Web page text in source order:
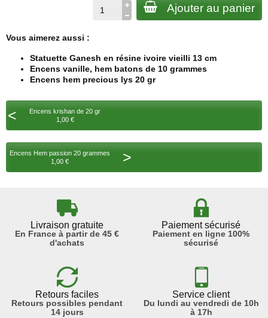
Ajouter au panier
Vous aimerez aussi :
Statuette Ganesh en résine ivoire vieilli 13 cm
Encens vanille, hem batons de 10 grammes
Encens hem precious lys 20 gr
<
Encens krishan de 20 gr
1,00 €
Encens Hem passion 20 grammes
1,00 €
>
Livraison gratuite
En France à partir de 45 €
d'achats
Paiement sécurisé
Paiement en ligne 100%
sécurisé
Retours faciles
Retours possibles pendant
14 jours
Service client
Du lundi au vendredi de 10h
à 17h